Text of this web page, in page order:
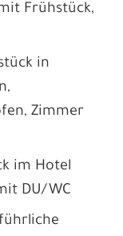
Frühstück,
in
Zimmer
im Hotel
DU/WC